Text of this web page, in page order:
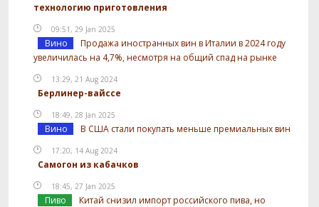
технологию приготовления
09:51, 29 Jan 2025
Вино
Продажа иностранных вин в Италии в 2024 году
увеличилась на 4,7%, несмотря на общий спад на рынке
13:29, 21 Aug 2024
Берлинер-вайссе
18:49, 28 Jan 2025
Вино В США стали покупать меньше премиальных вин
17:20, 14 Aug 2024
Самогон из кабачков
18:45, 27 Jan 2025
Пиво
Китай снизил импорт российского пива, но